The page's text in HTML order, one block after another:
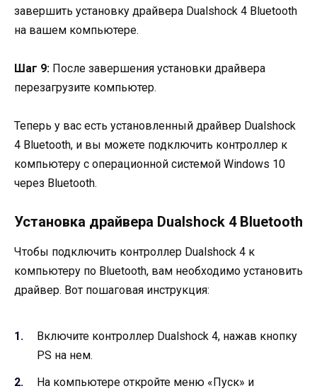
завершить установку драйвера Dualshock 4 Bluetooth
на вашем компьютере.
Шаг 9: После завершения установки драйвера
перезагрузите компьютер.
Теперь у вас есть установленный драйвер Dualshock
4 Bluetooth, и вы можете подключить контроллер к
компьютеру с операционной системой Windows 10
через Bluetooth.
Установка драйвера Dualshock 4 Bluetooth
Чтобы подключить контроллер Dualshock 4 к
компьютеру по Bluetooth, вам необходимо установить
драйвер. Вот пошаговая инструкция:
Включите контроллер Dualshock 4, нажав кнопку
PS на нем.
На компьютере откройте меню «Пуск» и